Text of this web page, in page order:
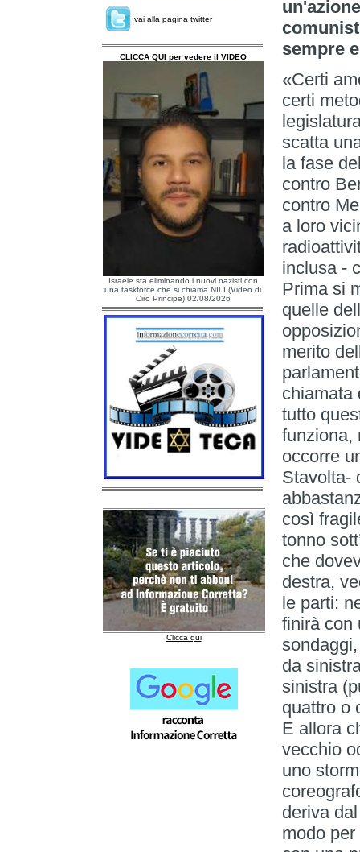
vai alla pagina twitter
CLICCA QUI per vedere il VIDEO
Israele sta eliminando i nuovi nazisti con
una taskforce che si chiama NILI (Video di
Ciro Principe) 02/08/2026
Clicca qui
sempre
«Certi
certi
scatta
la fase
contro
contro
a loro
inclusa -
Prima si
quelle
merito
chiamata
tutto
funziona,
occorre
Stavolta-
così
tonno
che
destra,
le parti:
finirà con
da
sinistra
quattro o
E allora
vecchio
uno
deriva
modo